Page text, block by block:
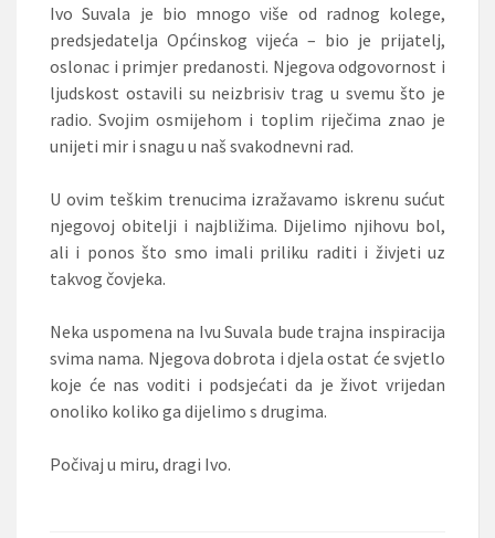
Ivo Suvala je bio mnogo više od radnog kolege,
predsjedatelja Općinskog vijeća – bio je prijatelj,
oslonac i primjer predanosti. Njegova odgovornost i
ljudskost ostavili su neizbrisiv trag u svemu što je
radio. Svojim osmijehom i toplim riječima znao je
unijeti mir i snagu u naš svakodnevni rad.
U ovim teškim trenucima izražavamo iskrenu sućut
njegovoj obitelji i najbližima. Dijelimo njihovu bol,
ali i ponos što smo imali priliku raditi i živjeti uz
takvog čovjeka.
Neka uspomena na Ivu Suvala bude trajna inspiracija
svima nama. Njegova dobrota i djela ostat će svjetlo
koje će nas voditi i podsjećati da je život vrijedan
onoliko koliko ga dijelimo s drugima.
Počivaj u miru, dragi Ivo.